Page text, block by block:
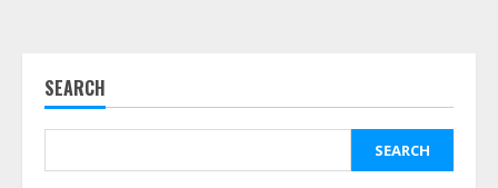
SEARCH
SEARCH